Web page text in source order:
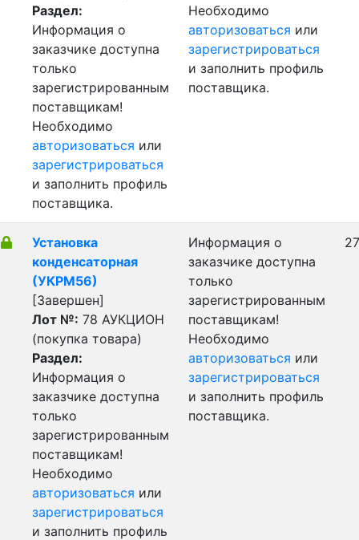
Раздел:
Информация о
заказчике доступна
только
зарегистрированным
поставщикам!
Необходимо
авторизоваться или
зарегистрироваться
и заполнить профиль
поставщика.
Необходимо
авторизоваться или
зарегистрироваться
и заполнить профиль
поставщика.
Установка
конденсаторная
(УКРМ56)
[Завершен]
Лот №: 78 АУКЦИОН
(покупка товара)
Раздел:
Информация о
заказчике доступна
только
зарегистрированным
поставщикам!
Необходимо
авторизоваться или
зарегистрироваться
и заполнить профиль
Информация о
заказчике доступна
только
зарегистрированным
поставщикам!
Необходимо
авторизоваться или
зарегистрироваться
и заполнить профиль
поставщика.